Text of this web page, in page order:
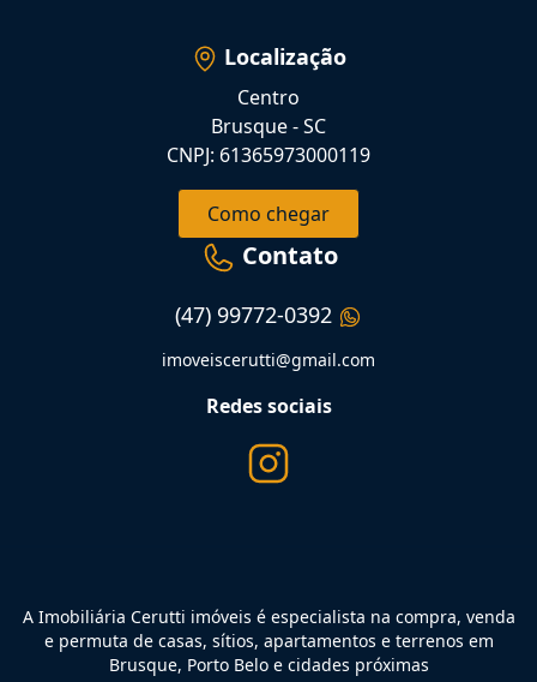
Localização
Centro
Brusque - SC
CNPJ: 61365973000119
Como chegar
Contato
(47) 99772-0392
imoveiscerutti@gmail.com
Redes sociais
A Imobiliária Cerutti imóveis é especialista na compra, venda
e permuta de casas, sítios, apartamentos e terrenos em
Brusque, Porto Belo e cidades próximas